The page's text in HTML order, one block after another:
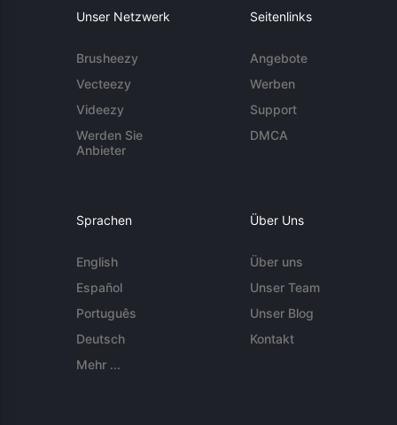
Unser Netzwerk
Brusheezy
Vecteezy
Videezy
Werden Sie
Anbieter
Seitenlinks
Angebote
Werben
Support
DMCA
Sprachen
English
Español
Português
Deutsch
Mehr ...
Über Uns
Über uns
Unser Team
Unser Blog
Kontakt